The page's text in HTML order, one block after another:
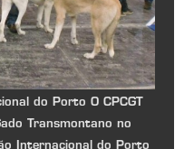
do Porto O CPCGT
Transmontano no
Internacional do Porto